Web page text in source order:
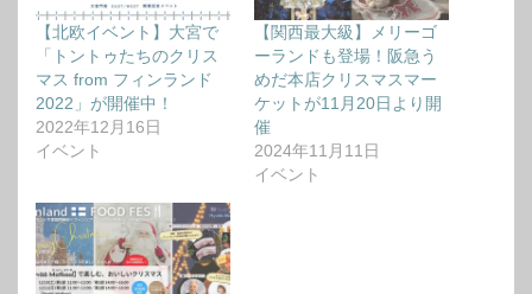
【北欧イベント】大宮で
「トントゥたちのクリス
マス from フィンランド
2022」が開催中！
2022年12月16日
イベント
【関西最大級】メリーゴ
ーランドも登場！阪急う
めだ本店クリスマスマー
ケットが11月20日より開
催
2024年11月11日
イベント